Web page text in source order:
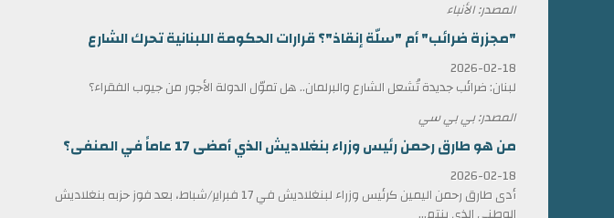
المصدر: الأنباء
"مجزرة ضرائب" أم "سلّة إنقاذ"؟ قرارات الحكومة اللبنانية تحرك الشارع
2026-02-18
لبنان: ضرائب جديدة تُشعل الشارع والبرلمان.. هل تموّل الدولة الأجور من جيوب الفقراء؟
المصدر: بي بي سي
من هو طارق رحمن رئيس وزراء بنغلاديش الذي أمضى 17 عاماً في المنفى؟
2026-02-18
أدى طارق رحمن اليمين كرئيس وزراء لبنغلاديش في 17 فبراير/شباط، بعد فوز حزبه بنغلاديش